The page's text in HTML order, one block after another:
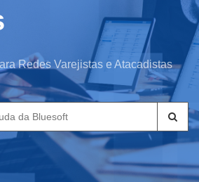
Redes Varejistas e Atacadistas